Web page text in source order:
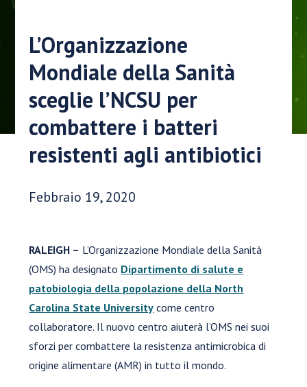
L’Organizzazione
Mondiale della Sanità
sceglie l’NCSU per
combattere i batteri
resistenti agli antibiotici
Data di pubblicazione:
Febbraio 19, 2020
RALEIGH – L’Organizzazione Mondiale della Sanità
(OMS) ha designato Dipartimento di salute e
patobiologia della popolazione della North
Carolina State University come centro
collaboratore. Il nuovo centro aiuterà l’OMS nei suoi
sforzi per combattere la resistenza antimicrobica di
origine alimentare (AMR) in tutto il mondo.